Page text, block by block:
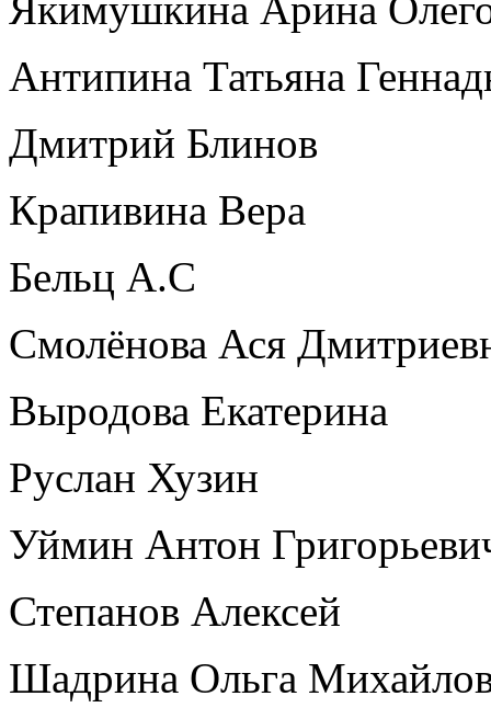
Антипина Татьяна
Дмитрий Блинов
Крапивина Вера
Бельц А.С
Смолёнова Ася
Выродова Екатерина
Руслан Хузин
Уймин Антон
Степанов Алексей
Шадрина Ольга